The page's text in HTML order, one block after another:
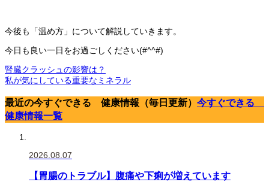
今後も「温め方」について解説していきます。
今日も良い一日をお過ごしください(#^^#)
腎臓クラッシュの影響は？
私が気にしている重要なミネラル
最近の今すぐできる 健康情報（毎日更新） 今すぐできる
健康情報一覧
2026.08.07
【胃腸のトラブル】腹痛や下痢が増えています